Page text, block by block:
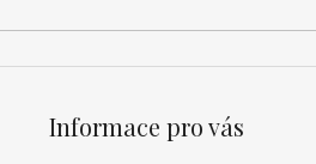
Informace pro vás